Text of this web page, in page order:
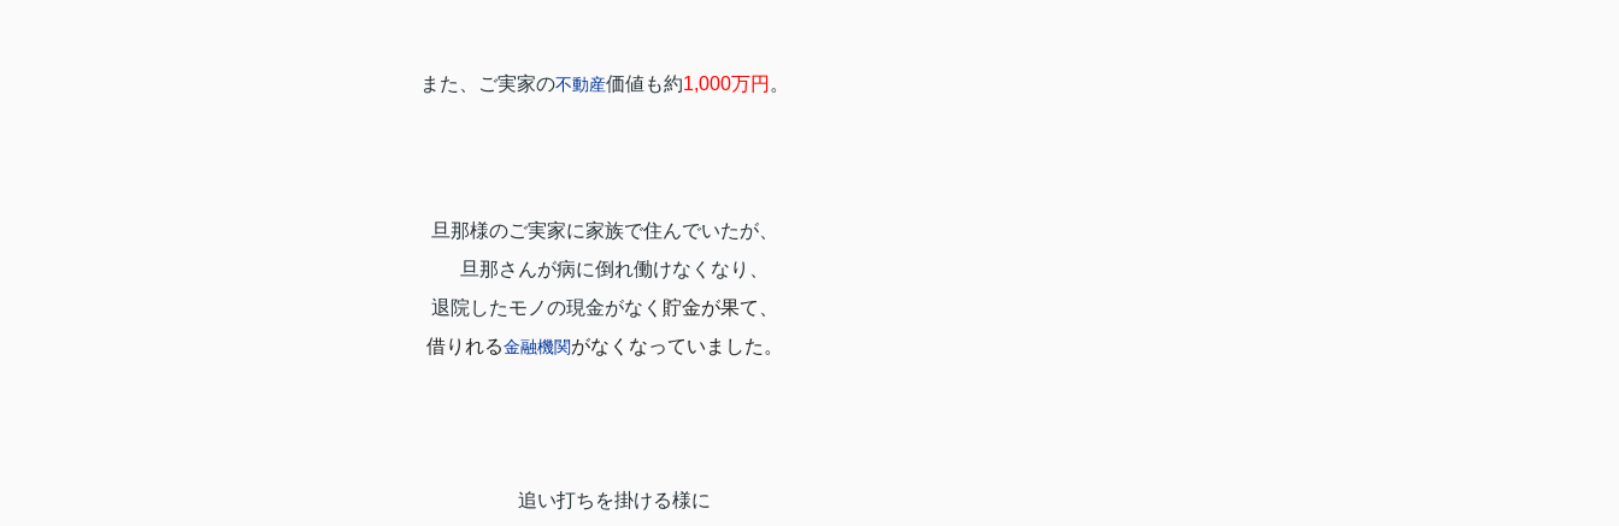
また、ご実家の不動産価値も約1,000万円 。
旦那様のご実家に家族で住んでいたが、
旦那さんが病に倒れ働けなくなり、
退院したモノの現金がなく 貯金が果て、
借りれる金融機関がなくなっていました。
追い打ちを掛ける様に